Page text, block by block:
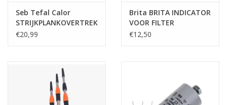
Seb Tefal Calor
STRIJKPLANKOVERTREK
125x52
€20,99
Brita BRITA INDICATOR
VOOR FILTER
€12,50